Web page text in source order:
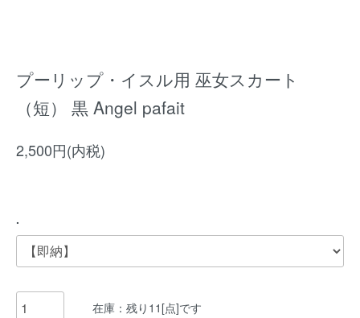
プーリップ・イスル用 巫女スカート
（短） 黒 Angel pafait
2,500円(内税)
.
在庫：残り11[点]です